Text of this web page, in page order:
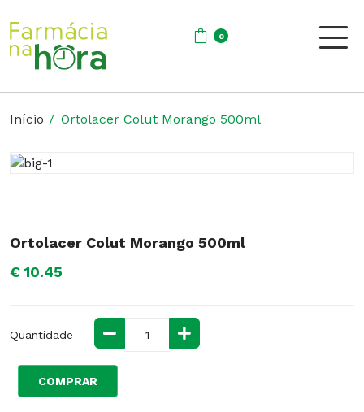
0
Início Ortolacer Colut Morango 500ml
Ortolacer Colut Morango 500ml
€ 10.45
Quantidade
COMPRAR